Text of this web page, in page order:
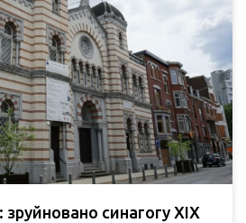
зруйновано синагогу XIX